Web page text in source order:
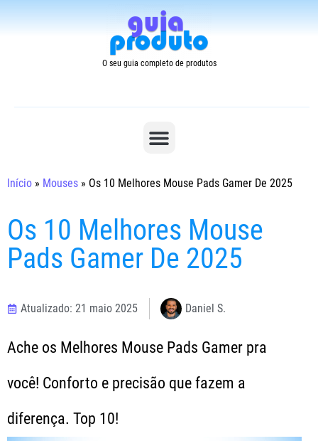
O seu guia completo de produtos
Início » Mouses » Os 10 Melhores Mouse Pads Gamer De 2025
Os 10 Melhores Mouse
Pads Gamer De 2025
Atualizado: 21 maio 2025 Daniel S.
Ache os Melhores Mouse Pads Gamer pra
você! Conforto e precisão que fazem a
diferença. Top 10!